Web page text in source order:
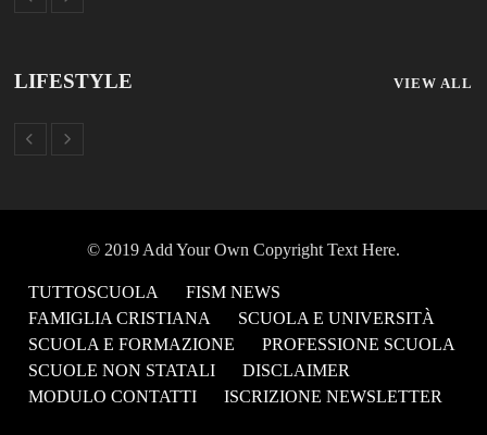
LIFESTYLE VIEW ALL
© 2019 Add Your Own Copyright Text Here.
TUTTOSCUOLA
FISM NEWS
FAMIGLIA CRISTIANA
SCUOLA E UNIVERSITÀ
SCUOLA E FORMAZIONE
PROFESSIONE SCUOLA
SCUOLE NON STATALI
DISCLAIMER
MODULO CONTATTI
ISCRIZIONE NEWSLETTER